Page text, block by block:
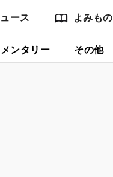
ース よみもの
ンタリー その他